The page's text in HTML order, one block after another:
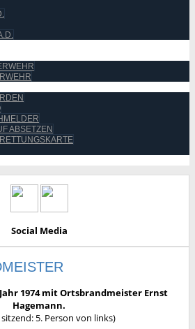
ABSETZEN
Social Media
1974 mit Ortsbrandmeister Ernst
Hagemann.
sitzend: 5. Person von links)